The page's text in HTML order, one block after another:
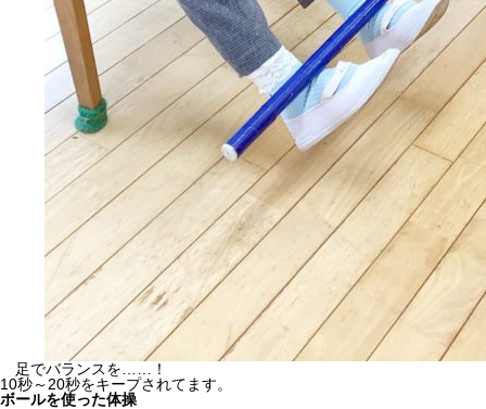
足でバランスを……！
10秒～20秒をキープされてます。
ボールを使った体操